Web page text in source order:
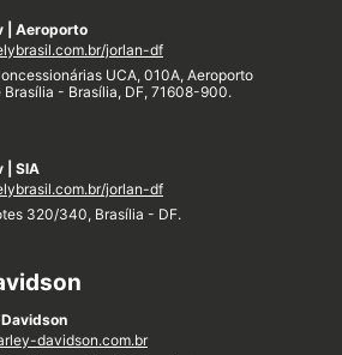
| Aeroporto
jorlan-df
UCA, 010A, Aeroporto
Brasília - Brasília, DF, 71608-900.
| SIA
jorlan-df
320/340, Brasília - DF.
davidson.com.br